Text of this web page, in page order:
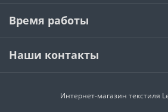
Время работы
Наши контакты
Интернет-магазин текстиля